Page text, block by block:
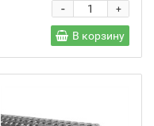
+
-
В корзину